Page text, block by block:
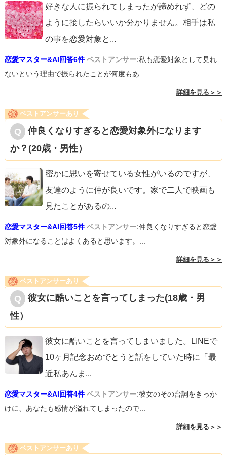
好きな人に振られてしまったが諦めれず、どの
ように接したらいいか分かりません。相手は私
の事を恋愛対象と ...
恋愛マスター&AI回答6件 ベストアンサー:私も恋愛対象として見れ
ないという理由で振られたことが何度もあ...
詳細を見る＞＞
ベストアンサーあり
仲良くなりすぎると恋愛対象外になります
か？(20歳・男性）
密かに思いを寄せている女性がいるのですが、
友達のように仲が良いです。家で二人で映画も
見たことがあるの...
恋愛マスター&AI回答5件 ベストアンサー:仲良くなりすぎると恋愛
対象外になることはよくあると思います。...
詳細を見る＞＞
ベストアンサーあり
彼女に酷いことを言ってしまった(18歳・男
性）
彼女に酷いことを言ってしまいました。LINEで
10ヶ月記念おめでとうと話をしていた時に「最
近私あんま ...
恋愛マスター&AI回答4件 ベストアンサー:彼女のその台詞をきっか
けに、あなたも感情が溢れてしまったので...
詳細を見る＞＞
ベストアンサーあり